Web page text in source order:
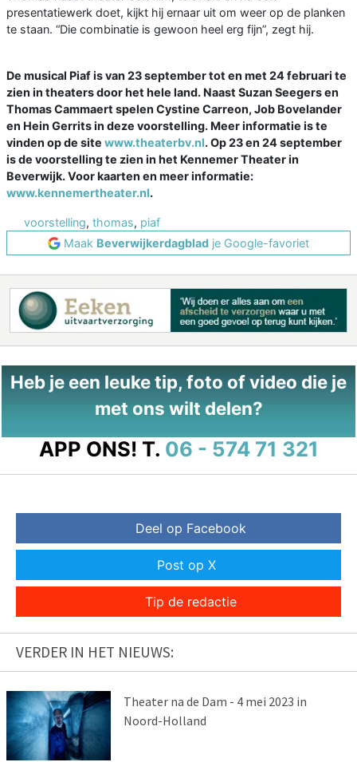
presentatiewerk doet, kijkt hij ernaar uit om weer op de planken
te staan. “Die combinatie is gewoon heel erg fijn”, zegt hij.
De musical Piaf is van 23 september tot en met 24 februari te
zien in theaters door het hele land. Naast Suzan Seegers en
Thomas Cammaert spelen Cystine Carreon, Job Bovelander
en Hein Gerrits in deze voorstelling. Meer informatie is te
vinden op de site www.theaterbv.nl. Op 23 en 24 september
is de voorstelling te zien in het Kennemer Theater in
Beverwijk. Voor kaarten en meer informatie:
www.kennemertheater.nl.
voorstelling, thomas, piaf
Maak Beverwijkerdagblad je Google-favoriet
Heb je een leuke tip, foto of video die je
met ons wilt delen?
APP ONS! T. 06 - 574 71 321
Deel op Facebook
Post op X
Tip de redactie
VERDER IN HET NIEUWS:
Theater na de Dam - 4 mei 2023 in
Noord-Holland